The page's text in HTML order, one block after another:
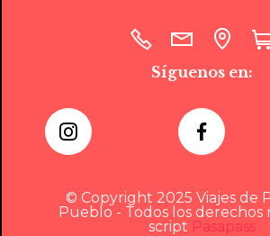
Síguenos en:
© Copyright 2025 Viajes de
Pueblo - Todos los derechos
script Pasapass